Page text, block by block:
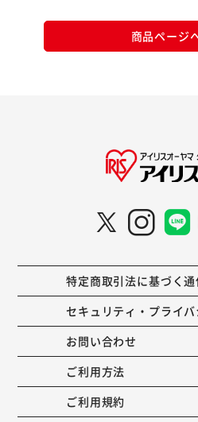
商品ページ
特定商取引法に基づく
セキュリティ・プライ
お問い合わせ
ご利用方法
ご利用規約